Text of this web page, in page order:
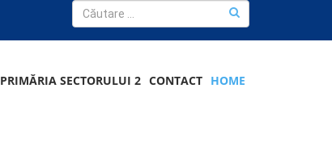
PRIMĂRIA SECTORULUI 2 CONTACT HOME